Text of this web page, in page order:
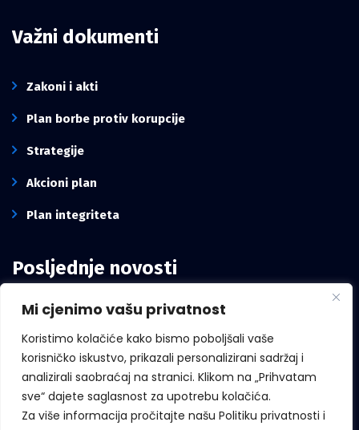
Mi cjenimo vašu privatnost
Koristimo kolačiće kako bismo poboljšali vaše
korisničko iskustvo, prikazali personalizirani sadržaj i
analizirali saobraćaj na stranici. Klikom na „Prihvatam
sve“ dajete saglasnost za upotrebu kolačića.
Za više informacija pročitajte našu Politiku privatnosti i
Važni dokumenti
Zakoni i akti
Plan borbe protiv korupcije
Strategije
Akcioni plan
Plan integriteta
Posljednje novosti
Intervju pomoćnika direktora Kancelarije,
Mirze Mešanović: Borba protiv korupcije
zavisi i od građana, ne samo od institucija
Međunarodni dan zviždača